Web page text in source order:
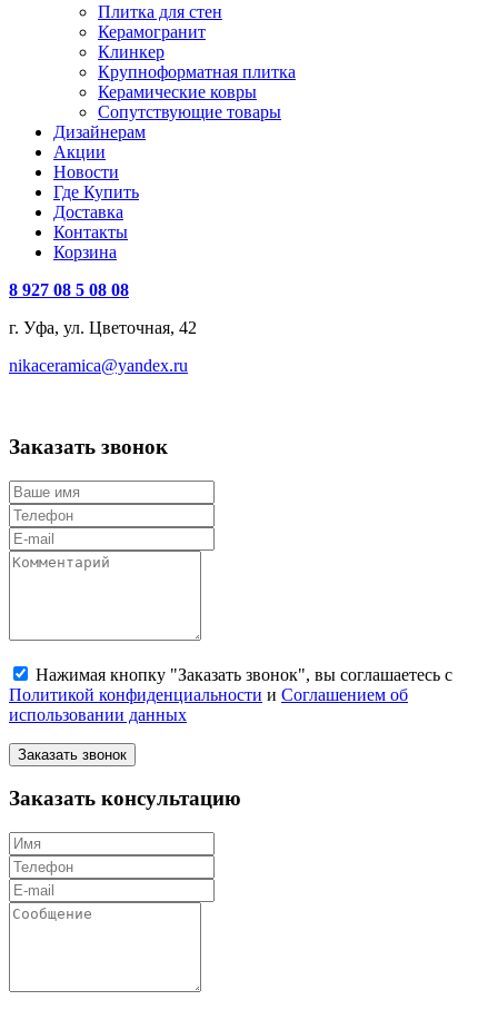
Плитка для стен
Керамогранит
Клинкер
Крупноформатная плитка
Керамические ковры
Сопутствующие товары
Дизайнерам
Акции
Новости
Где Купить
Доставка
Контакты
Корзина
8 927 08 5 08 08
г. Уфа, ул. Цветочная, 42
nikaceramica@yandex.ru
Заказать звонок
Нажимая кнопку "Заказать звонок", вы соглашаетесь с
Политикой конфиденциальности и Соглашением об
использовании данных
Заказать звонок
Заказать консультацию